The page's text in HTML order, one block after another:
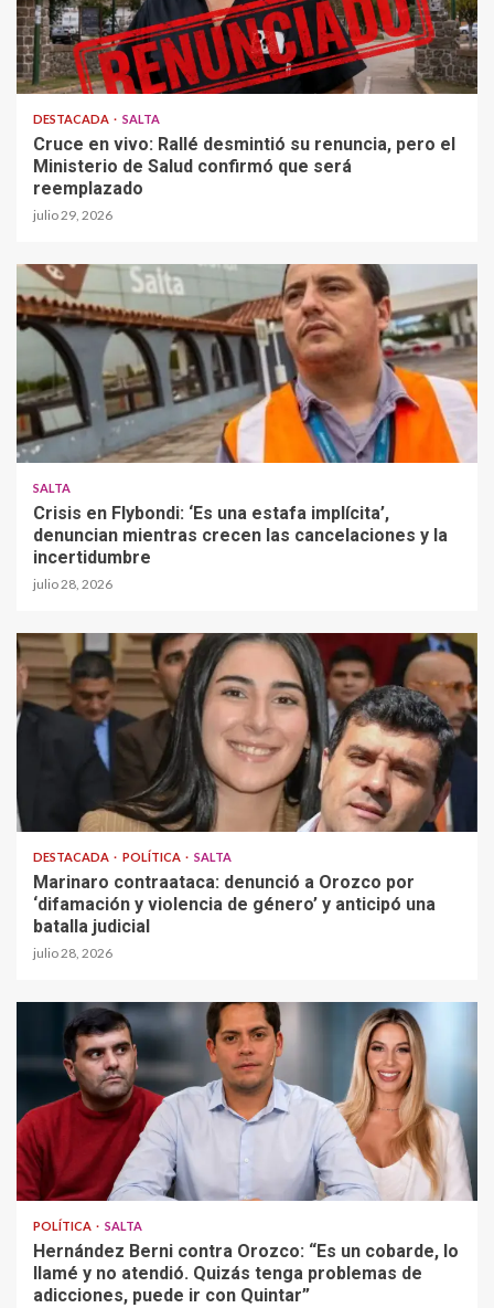
DESTACADA SALTA
Cruce en vivo: Rallé desmintió su renuncia, pero el
Ministerio de Salud confirmó que será
reemplazado
julio 29, 2026
SALTA
Crisis en Flybondi: ‘Es una estafa implícita’,
denuncian mientras crecen las cancelaciones y la
incertidumbre
julio 28, 2026
DESTACADA POLÍTICA SALTA
Marinaro contraataca: denunció a Orozco por
‘difamación y violencia de género’ y anticipó una
batalla judicial
julio 28, 2026
POLÍTICA SALTA
Hernández Berni contra Orozco: “Es un cobarde, lo
llamé y no atendió. Quizás tenga problemas de
adicciones, puede ir con Quintar”